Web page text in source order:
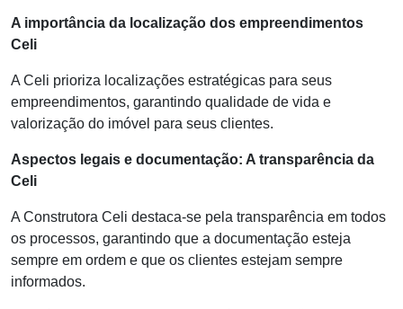
A importância da localização dos empreendimentos
Celi
A Celi prioriza localizações estratégicas para seus
empreendimentos, garantindo qualidade de vida e
valorização do imóvel para seus clientes.
Aspectos legais e documentação: A transparência da
Celi
A Construtora Celi destaca-se pela transparência em todos
os processos, garantindo que a documentação esteja
sempre em ordem e que os clientes estejam sempre
informados.